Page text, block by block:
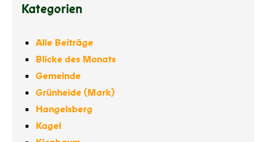
Kategorien
Alle Beiträge
Blicke des Monats
Gemeinde
Grünheide (Mark)
Hangelsberg
Kagel